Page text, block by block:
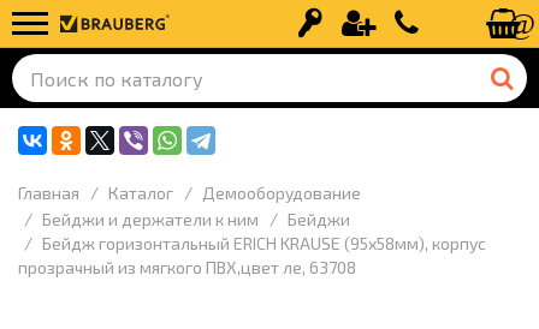
Вход Регистрация+7 (499) 110-
Главная Каталог
Демооборудование
Бейджи и держатели к ним
Бейджи
Бейдж горизонтальный ERICH KRAUSE (95х58мм), корпус
прозрачный из мягкого ПВХ,цвет ле, 63708